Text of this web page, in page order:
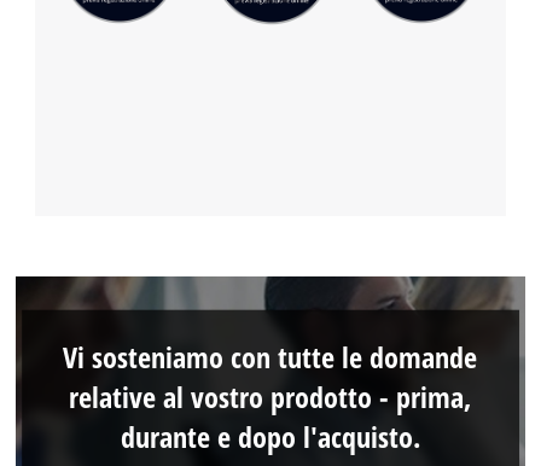
Vi sosteniamo con tutte le domande
relative al vostro prodotto - prima,
durante e dopo l'acquisto.